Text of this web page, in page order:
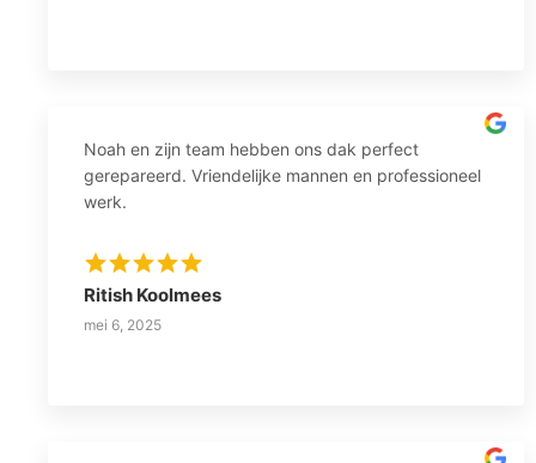
Noah en zijn team hebben ons dak perfect
gerepareerd. Vriendelijke mannen en professioneel
werk.
Ritish Koolmees
mei 6, 2025